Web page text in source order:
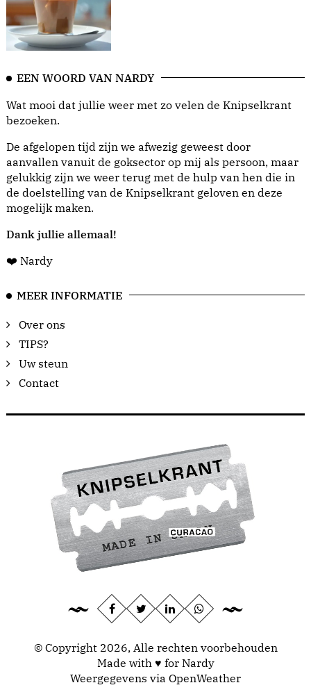
EEN WOORD VAN NARDY
Wat mooi dat jullie weer met zo velen de Knipselkrant
bezoeken.
De afgelopen tijd zijn we afwezig geweest door
aanvallen vanuit de goksector op mij als persoon, maar
gelukkig zijn we weer terug met de hulp van hen die in
de doelstelling van de Knipselkrant geloven en deze
mogelijk maken.
Dank jullie allemaal!
❤️ Nardy
MEER INFORMATIE
Over ons
TIPS?
Uw steun
Contact
© Copyright 2026, Alle rechten voorbehouden
Made with ♥ for Nardy
Weergegevens via OpenWeather